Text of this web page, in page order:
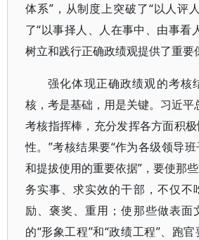
体系”，从制度上突破了“以人评
了“以事择人、人在事中、由事看
树立和践行正确政绩观提供了重要
强化体现正确政绩观的考核
核，考是基础，用是关键。习近平
考核指挥棒，充分发挥各方面积
性。”考核结果要“作为各级领导
和提拔使用的重要依据”，要使那些
务实事、求实效的干部，不仅不
励、褒奖、重用；使那些做表面
的“形象工程”和“政绩工程”、跑